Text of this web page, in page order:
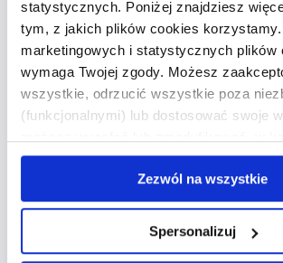
statystycznych. Poniżej znajdziesz
tym, z jakich plików cookies
marketingowych i statystycznych plików
wymaga Twojej zgody. Możesz
wszystkie, odrzucić wszystkie poza
(funkcjonalnymi) lub dostosować swoje
momencie. Wycofanie zgody nie
prawem przetwarzania, którego
wycofaniem. Więcej informacji o
cookie oraz zasadach przetwarzania
Zezwól na wszystkie
Spersonalizuj
skorzystać z
faktoringu dla
przemysłu?
Aby skorzystać z usługi
przemysłu, przedsiębiorstwo
prowadzić działalność
przez co najmniej 6 miesięcy
wystawiać faktury z odroczonym
terminem płatności. Proces